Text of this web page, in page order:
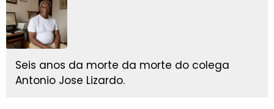
Seis anos da morte da morte do colega
Antonio Jose Lizardo.